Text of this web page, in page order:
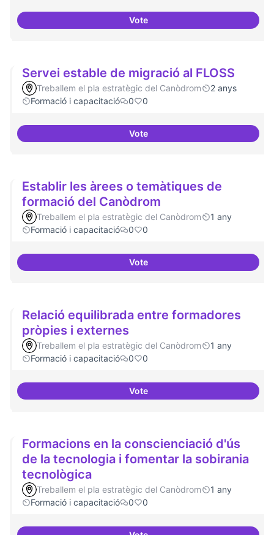
VoteLobby per FLOSS i
Servei estable de migració al FLOSS
Treballem el pla estratègic del Canòdrom
2 anys
Formació i capacitació
0 0
VoteServei estable de migració al
Establir les àrees o temàtiques de
formació del Canòdrom
Treballem el pla estratègic del Canòdrom
1 any
Formació i capacitació
0 0
VoteEstablir les àrees o temàtiques
Relació equilibrada entre formadores
pròpies i externes
Treballem el pla estratègic del Canòdrom
1 any
Formació i capacitació
0 0
VoteRelació equilibrada entre
Formacions en la conscienciació d'ús
de la tecnologia i fomentar la sobirania
tecnològica
Treballem el pla estratègic del Canòdrom
1 any
Formació i capacitació
0 0